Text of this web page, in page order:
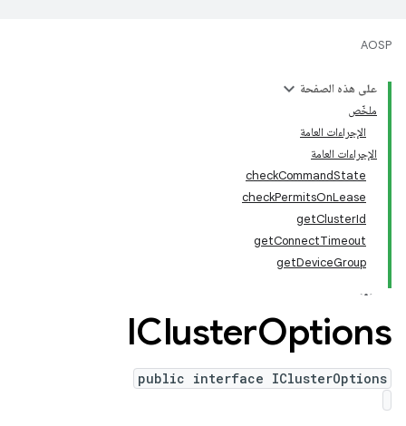
AOSP
على هذه الصفحة
ملخّص
الإجراءات العامة
الإجراءات العامة
checkCommandState
checkPermitsOnLease
getClusterId
getConnectTimeout
getDeviceGroup
IClusterOptions
public interface IClusterOptions